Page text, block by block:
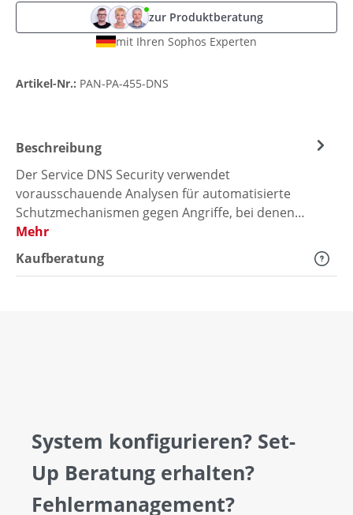
zur Produktberatung
mit Ihren Sophos Experten
Artikel-Nr.: PAN-PA-455-DNS
Beschreibung
Der Service DNS Security verwendet
vorausschauende Analysen für automatisierte
Schutzmechanismen gegen Angriffe, bei denen…
Mehr
Kaufberatung
System konfigurieren? Set-
Up Beratung erhalten?
Fehlermanagement?